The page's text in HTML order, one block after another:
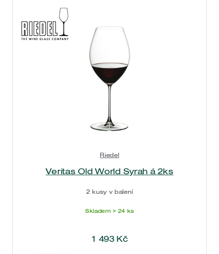
Riedel
Veritas Old World Syrah á 2ks
2 kusy v balení
Skladem > 24 ks
1 493 Kč